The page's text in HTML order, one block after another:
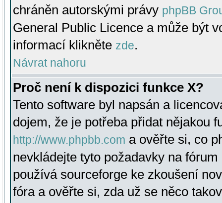
chráněn autorskými právy phpBB
General Public Licence a může být
informací klikněte zde.
Návrat nahoru
Proč není k dispozici funkce X?
Tento software byl napsán a
dojem, že je potřeba přidat nějakou
http://www.phpbb.com a ověřte si, co
nevkládejte tyto požadavky na
používá sourceforge ke zkoušení
fóra a ověřte si, zda už se něco